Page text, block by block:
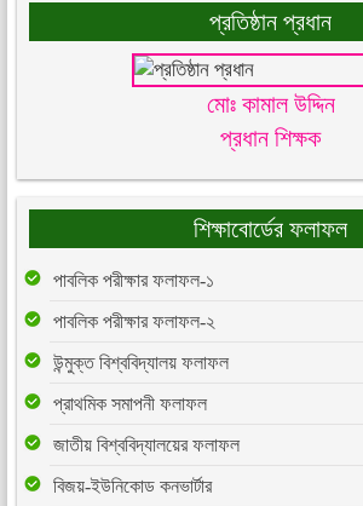
প্রতিষ্ঠান প্রধান
মোঃ কামাল উদ্দিন
প্রধান শিক্ষক
শিক্ষাবোর্ডের ফলাফল
পাবলিক পরীক্ষার ফলাফল-১
পাবলিক পরীক্ষার ফলাফল-২
উন্মুক্ত বিশ্ববিদ্যালয় ফলাফল
প্রাথমিক সমাপনী ফলাফল
জাতীয় বিশ্ববিদ্যালয়ের ফলাফল
বিজয়-ইউনিকোড কনভার্টার